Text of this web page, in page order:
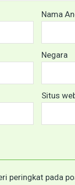
Nama
Negara
Situs
peringkat pada